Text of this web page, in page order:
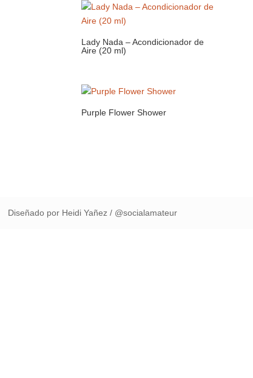
Lady Nada – Acondicionador de
Aire (20 ml)
Purple Flower Shower
Diseñado por Heidi Yañez / @socialamateur